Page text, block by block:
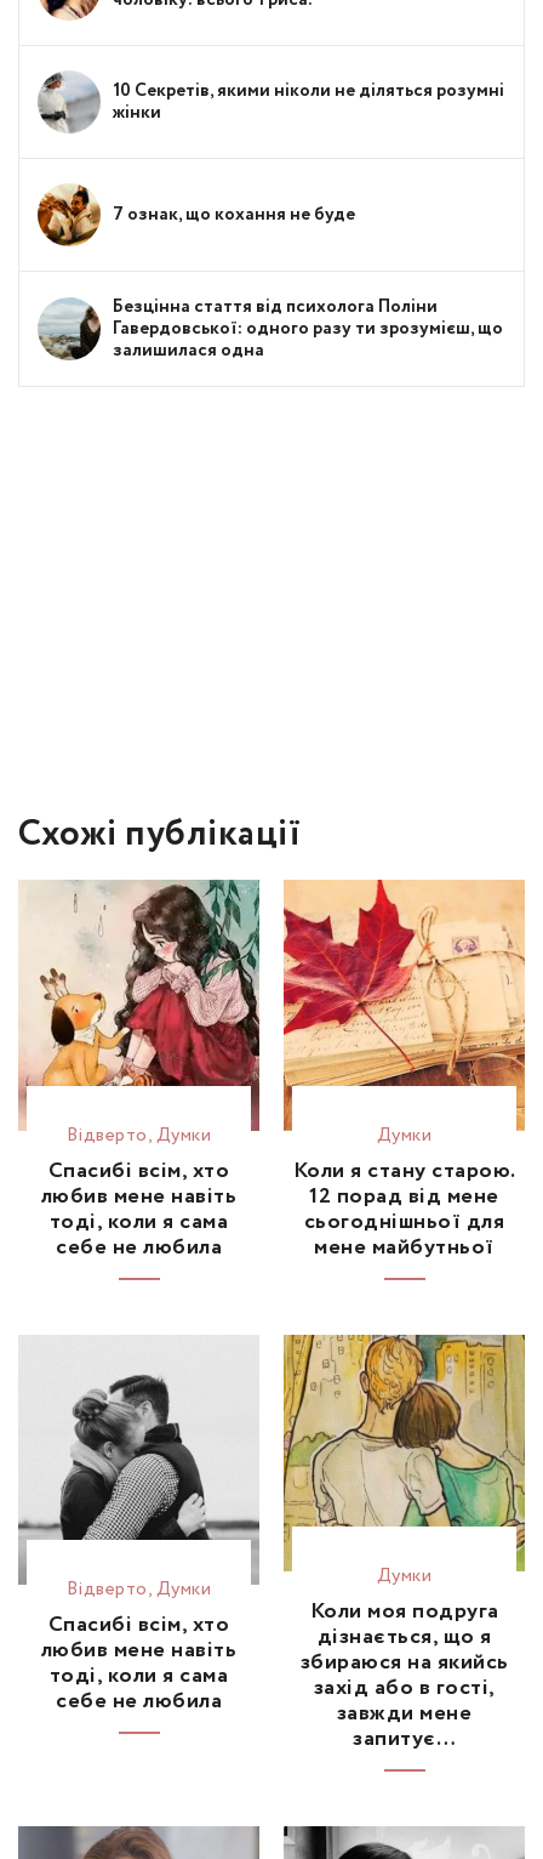
10 Секретів, якими ніколи не діляться розумні
жінки
7 ознак, що кохання не буде
Безцінна стаття від психолога Поліни
Гавердовської: одного разу ти зрозумієш, що
залишилася одна
Схожі публікації
Відвертo,Думки
Спасибі всім, хто
любив мене навіть
тоді, коли я сама
себе не любила
Думки
Коли я стану старою.
12 порад від мене
сьогоднішньої для
мене майбутньої
Відвертo,Думки
Спасибі всім, хто
любив мене навіть
тоді, коли я сама
себе не любила
Думки
Коли моя подруга
дізнається, що я
збираюся на якийсь
захід або в гості,
завжди мене
запитує…